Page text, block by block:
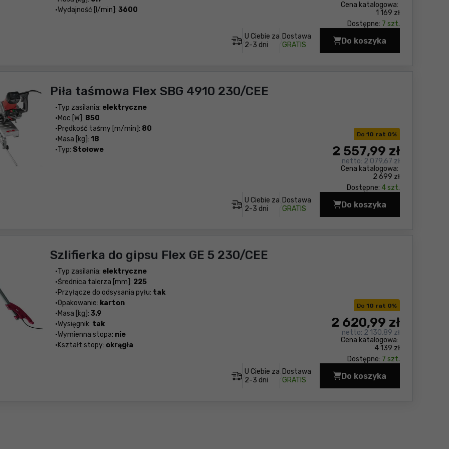
Wydajność [l/min]: 3600
Cena katalogowa:
1 169 zł
Dostępne: 7 szt.
U Ciebie za
2-3 dni
Dostawa
GRATIS
Do koszyka
Odkurzacz
Piła taśmowa Flex SBG 4910 230/CEE
Typ zasilania: elektryczne
Moc [W]: 850
Prędkość taśmy [m/min]: 80
Masa [kg]: 18
Typ: Stołowe
Do 10 rat 0%
Cena katalogowa:
2 699 zł
2 557,99 zł
netto: 2 079,67 zł
Dostępne: 4 szt.
U Ciebie za
2-3 dni
Dostawa
GRATIS
Do koszyka
Piła taśmowa Flex
Szlifierka do gipsu Flex GE 5 230/CEE
Typ zasilania: elektryczne
Średnica talerza [mm]: 225
Przyłącze do odsysania pyłu: tak
Opakowanie: karton
Masa [kg]: 3.9
Wysięgnik: tak
Wymienna stopa: nie
Kształt stopy: okrągła
Do 10 rat 0%
Cena katalogowa:
4 139 zł
2 620,99 zł
netto: 2 130,89 zł
Dostępne: 7 szt.
U Ciebie za
2-3 dni
Dostawa
GRATIS
Do koszyka
Szlifierka do gipsu